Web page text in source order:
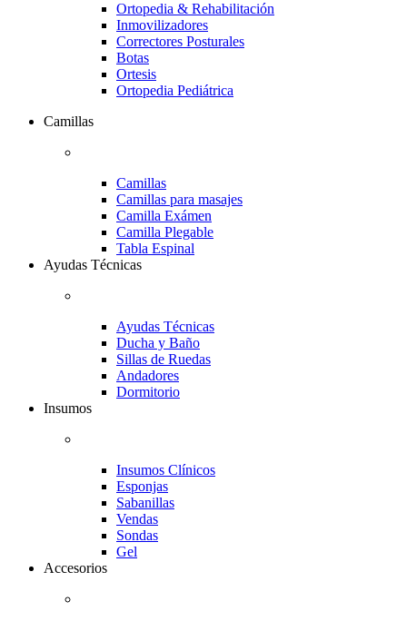
Ortopedia & Rehabilitación
Inmovilizadores
Correctores Posturales
Botas
Ortesis
Ortopedia Pediátrica
Camillas
Camillas
Camillas para masajes
Camilla Exámen
Camilla Plegable
Tabla Espinal
Ayudas Técnicas
Ayudas Técnicas
Ducha y Baño
Sillas de Ruedas
Andadores
Dormitorio
Insumos
Insumos Clínicos
Esponjas
Sabanillas
Vendas
Sondas
Gel
Accesorios